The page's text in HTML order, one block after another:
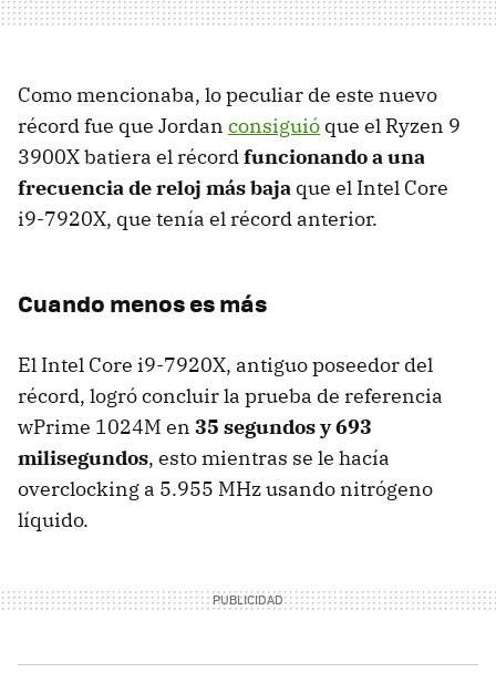
Como mencionaba, lo peculiar de este nuevo
récord fue que Jordan consiguió que el Ryzen 9
3900X batiera el récordfuncionando a una
frecuencia de reloj más baja que el Intel Core
i9-7920X, que tenía el récord anterior.
Cuando menos es más
El Intel Core i9-7920X, antiguo poseedor del
récord, logró concluir la prueba de referencia
wPrime 1024M en 35 segundos y 693
milisegundos, esto mientras se le hacía
overclocking a 5.955 MHz usando nitrógeno
líquido.